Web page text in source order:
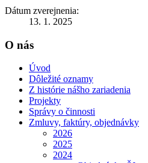
Dátum zverejnenia:
13. 1. 2025
O nás
Úvod
Dôležité oznamy
Z histórie nášho zariadenia
Projekty
Správy o činnosti
Zmluvy, faktúry, objednávky
2026
2025
2024